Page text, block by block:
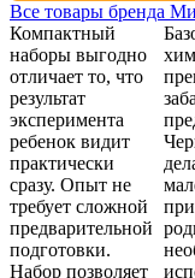
Все товары бренда
Компактный
наборы выгодно
отличает то, что
результат
эксперимента
ребенок видит
практически
сразу. Опыт не
требует сложной
предварительной
подготовки.
Набор позволяет